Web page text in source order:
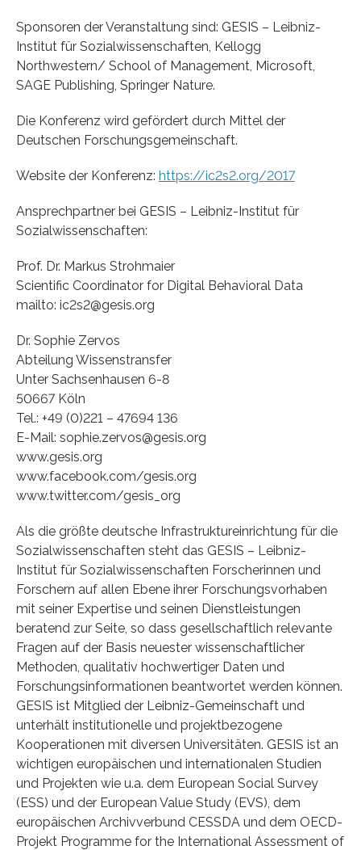
Sponsoren der Veranstaltung sind: GESIS – Leibniz-
Institut für Sozialwissenschaften, Kellogg
Northwestern/ School of Management, Microsoft,
SAGE Publishing, Springer Nature.
Die Konferenz wird gefördert durch Mittel der
Deutschen Forschungsgemeinschaft.
Website der Konferenz: https://ic2s2.org/2017
Ansprechpartner bei GESIS – Leibniz-Institut für
Sozialwissenschaften:
Prof. Dr. Markus Strohmaier
Scientific Coordinator for Digital Behavioral Data
mailto: ic2s2@gesis.org
Dr. Sophie Zervos
Abteilung Wissenstransfer
Unter Sachsenhausen 6-8
50667 Köln
Tel.: +49 (0)221 – 47694 136
E-Mail: sophie.zervos@gesis.org
www.gesis.org
www.facebook.com/gesis.org
www.twitter.com/gesis_org
Als die größte deutsche Infrastruktureinrichtung für die
Sozialwissenschaften steht das GESIS – Leibniz-
Institut für Sozialwissenschaften Forscherinnen und
Forschern auf allen Ebene ihrer Forschungsvorhaben
mit seiner Expertise und seinen Dienstleistungen
beratend zur Seite, so dass gesellschaftlich relevante
Fragen auf der Basis neuester wissenschaftlicher
Methoden, qualitativ hochwertiger Daten und
Forschungsinformationen beantwortet werden können.
GESIS ist Mitglied der Leibniz-Gemeinschaft und
unterhält institutionelle und projektbezogene
Kooperationen mit diversen Universitäten. GESIS ist an
wichtigen europäischen und internationalen Studien
und Projekten wie u.a. dem European Social Survey
(ESS) und der European Value Study (EVS), dem
europäischen Archivverbund CESSDA und dem OECD-
Projekt Programme for the International Assessment of